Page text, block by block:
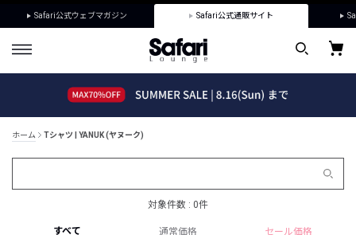
Safari公式ウェブマガジン Safari公式通販サイト
ホーム Tシャツ | YANUK (ヤヌーク)
対象件数 : 0件
すべて 通常価格 セール価格